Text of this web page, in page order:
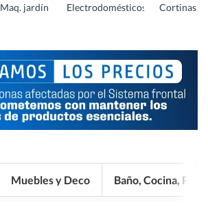
Maq. jardín Electrodomésticos Cortinas
Muebles y Deco Baño, Cocina, Pisos